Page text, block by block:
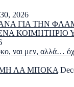
2026
ΓΙΑ ΤΗΝ
ΚΟΙΜΗΤΗΡΙΟ
ναι μεν, αλλά… όχι
ΛΑ ΜΠΟΚΑ